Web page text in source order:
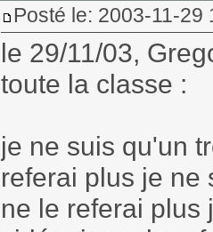
Posté le: 2003-11-29
le 29/11/03,
toute la classe :
je ne suis qu'un
referai plus je ne
ne le referai plus